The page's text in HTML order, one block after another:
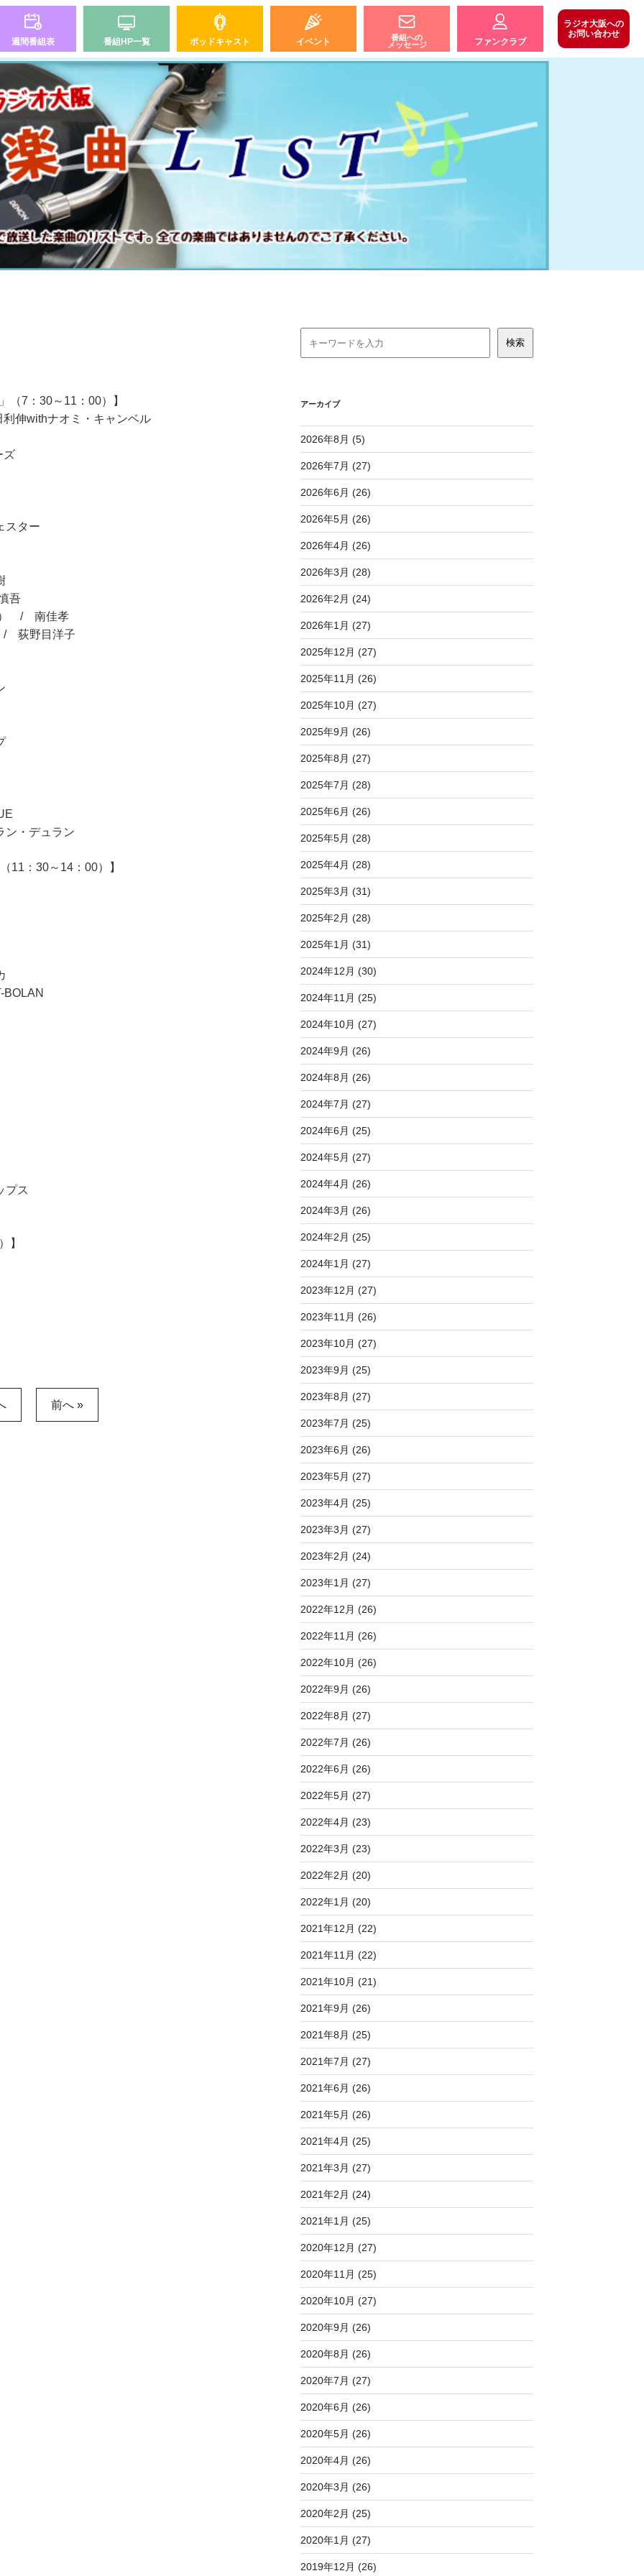
週間番組表 番組HP一覧 ポッドキャスト イベント
番組への
メッセージ
ファンクラブ
ラジオ大阪への
お問い合わせ
（7：30～11：00）】
withナオミ・キャンベル
ズ
ター
吾
） / 南佳孝
/ 荻野目洋子
・デュラン
11：30～14：00）】
ス
】
前へ »
アーカイブ
2026年8月 (5)
2026年7月 (27)
2026年6月 (26)
2026年5月 (26)
2026年4月 (26)
2026年3月 (28)
2026年2月 (24)
2026年1月 (27)
2025年12月 (27)
2025年11月 (26)
2025年10月 (27)
2025年9月 (26)
2025年8月 (27)
2025年7月 (28)
2025年6月 (26)
2025年5月 (28)
2025年4月 (28)
2025年3月 (31)
2025年2月 (28)
2025年1月 (31)
2024年12月 (30)
2024年11月 (25)
2024年10月 (27)
2024年9月 (26)
2024年8月 (26)
2024年7月 (27)
2024年6月 (25)
2024年5月 (27)
2024年4月 (26)
2024年3月 (26)
2024年2月 (25)
2024年1月 (27)
2023年12月 (27)
2023年11月 (26)
2023年10月 (27)
2023年9月 (25)
2023年8月 (27)
2023年7月 (25)
2023年6月 (26)
2023年5月 (27)
2023年4月 (25)
2023年3月 (27)
2023年2月 (24)
2023年1月 (27)
2022年12月 (26)
2022年11月 (26)
2022年10月 (26)
2022年9月 (26)
2022年8月 (27)
2022年7月 (26)
2022年6月 (26)
2022年5月 (27)
2022年4月 (23)
2022年3月 (23)
2022年2月 (20)
2022年1月 (20)
2021年12月 (22)
2021年11月 (22)
2021年10月 (21)
2021年9月 (26)
2021年8月 (25)
2021年7月 (27)
2021年6月 (26)
2021年5月 (26)
2021年4月 (25)
2021年3月 (27)
2021年2月 (24)
2021年1月 (25)
2020年12月 (27)
2020年11月 (25)
2020年10月 (27)
2020年9月 (26)
2020年8月 (26)
2020年7月 (27)
2020年6月 (26)
2020年5月 (26)
2020年4月 (26)
2020年3月 (26)
2020年2月 (25)
2020年1月 (27)
2019年12月 (26)